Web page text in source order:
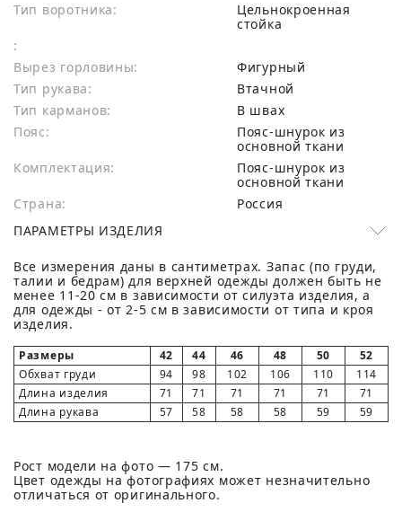
Тип воротника:
Цельнокроенная
стойка
:
Вырез горловины:
Фигурный
Тип рукава:
Втачной
Тип карманов:
В швах
Пояс:
Пояс-шнурок из
основной ткани
Комплектация:
Пояс-шнурок из
основной ткани
Страна:
Россия
ПАРАМЕТРЫ ИЗДЕЛИЯ
Все измерения даны в сантиметрах. Запас (по груди,
талии и бедрам) для верхней одежды должен быть не
менее 11-20 см в зависимости от силуэта изделия, а
для одежды - от 2-5 см в зависимости от типа и кроя
изделия.
Размеры 42 44 46 48 50
52
Обхват груди
94 98 102 106 110
114
Длина изделия
71 71 71 71 71
71
Длина рукава
57 58 58 58 59 59
Рост модели на фото — 175 см.
Цвет одежды на фотографиях может незначительно
отличаться от оригинального.